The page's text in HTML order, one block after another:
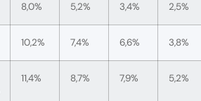
8,0% 5,2% 3,4% 2,5%
10,2% 7,4% 6,6% 3,8%
11,4% 8,7% 7,9% 5,2%